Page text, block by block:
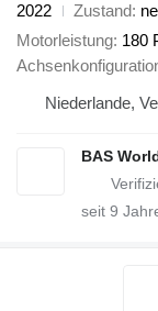
2022
Zustand
Motorleistung 180
Niederlande,
BAS
seit 9